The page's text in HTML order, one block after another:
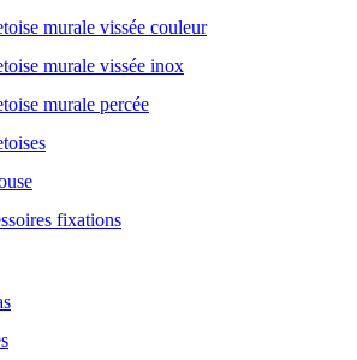
murale vissée couleur
murale vissée inox
murale percée
fixations